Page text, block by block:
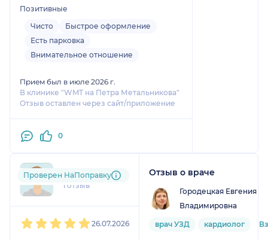
прием. Доктор внимательно
расспросил о жалобах и пригласил
на процедуру. Гастроскопия без
наркоза - так себе удовольствие, но
посмотрел всё довольно быстро +
экспресс анализ на НР взял.
Доступно объяснил диагноз.
Позитивные
Чисто
Быстрое оформление
Есть парковка
Внимательное отношение
Прием был в июле 2026 г.
В клинике "WMT на Петра Метальникова"
Отзыв оставлен через сайт/приложение
0
fsh....@....ru
1 отзыв
Проверен НаПоправку
26.07.2026
Отзыв о враче
Городецкая Евгения
Владимировна
врач УЗД кардиолог